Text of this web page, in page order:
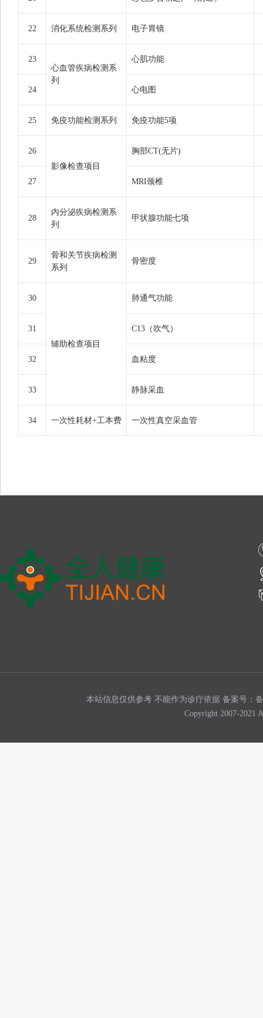
22 消化系统检测系列 电子胃镜
23
心血管疾病检测系
列
心肌功能
24 心电图
25 免疫功能检测系列 免疫功能5项
26
影像检查项目
胸部CT(无片)
27 MRI颈椎
28
内分泌疾病检测系
列
甲状腺功能七项
29
骨和关节疾病检测
系列
骨密度
30
辅助检查项目
肺通气功能
31 C13（吹气）
32 血粘度
33 静脉采血
34 一次性耗材+工本费 一次性真空采血管
本站信息仅供参考 不能作为诊疗依据 备案号：
Copyright 2007-2021